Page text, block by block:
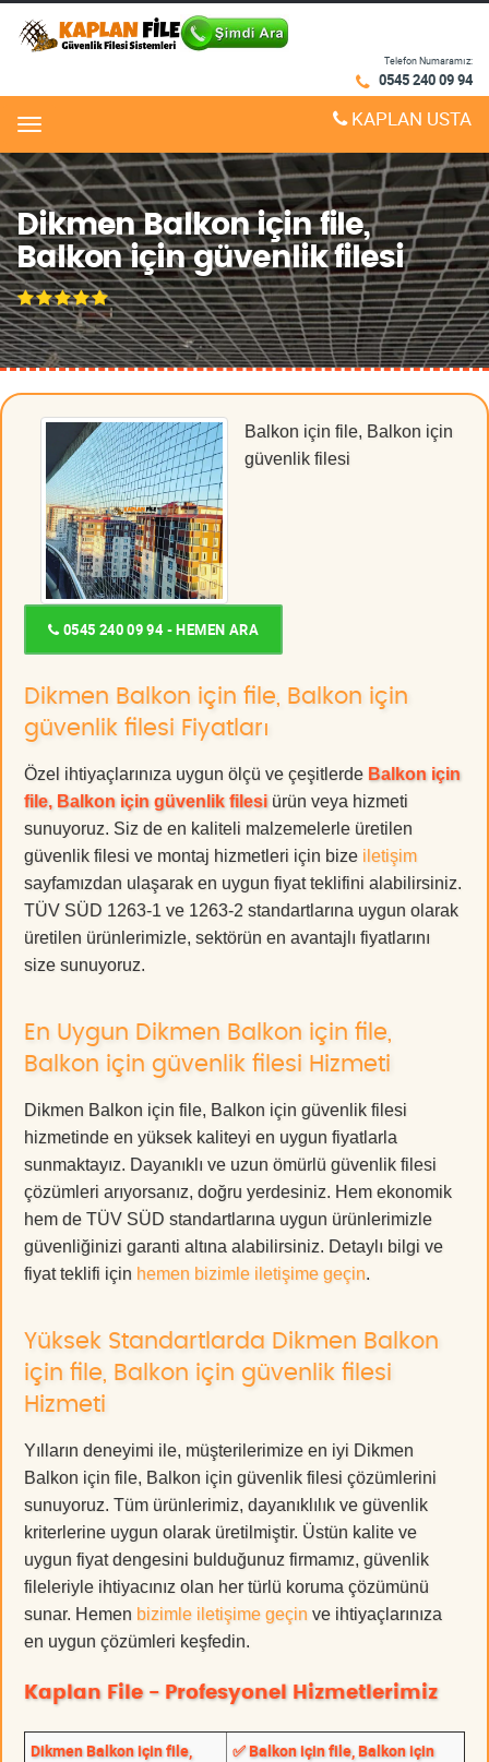
Telefon Numaramız:
0545 240 09 94
Menu KAPLAN USTA
Dikmen Balkon için file,
Balkon için güvenlik filesi
Balkon için file, Balkon için
güvenlik filesi
0545 240 09 94 - HEMEN ARA
Dikmen Balkon için file, Balkon için
güvenlik filesi Fiyatları
Özel ihtiyaçlarınıza uygun ölçü ve çeşitlerde Balkon için
file, Balkon için güvenlik filesi ürün veya hizmeti
sunuyoruz. Siz de en kaliteli malzemelerle üretilen
güvenlik filesi ve montaj hizmetleri için bize iletişim
sayfamızdan ulaşarak en uygun fiyat teklifini alabilirsiniz.
TÜV SÜD 1263-1 ve 1263-2 standartlarına uygun olarak
üretilen ürünlerimizle, sektörün en avantajlı fiyatlarını
size sunuyoruz.
En Uygun Dikmen Balkon için file,
Balkon için güvenlik filesi Hizmeti
Dikmen Balkon için file, Balkon için güvenlik filesi
hizmetinde en yüksek kaliteyi en uygun fiyatlarla
sunmaktayız. Dayanıklı ve uzun ömürlü güvenlik filesi
çözümleri arıyorsanız, doğru yerdesiniz. Hem ekonomik
hem de TÜV SÜD standartlarına uygun ürünlerimizle
güvenliğinizi garanti altına alabilirsiniz. Detaylı bilgi ve
fiyat teklifi için hemen bizimle iletişime geçin.
Yüksek Standartlarda Dikmen Balkon
için file, Balkon için güvenlik filesi
Hizmeti
Yılların deneyimi ile, müşterilerimize en iyi Dikmen
Balkon için file, Balkon için güvenlik filesi çözümlerini
sunuyoruz. Tüm ürünlerimiz, dayanıklılık ve güvenlik
kriterlerine uygun olarak üretilmiştir. Üstün kalite ve
uygun fiyat dengesini bulduğunuz firmamız, güvenlik
fileleriyle ihtiyacınız olan her türlü koruma çözümünü
sunar. Hemen bizimle iletişime geçin ve ihtiyaçlarınıza
en uygun çözümleri keşfedin.
Kaplan File - Profesyonel Hizmetlerimiz
Dikmen Balkon için file,
✅ Balkon için file, Balkon için